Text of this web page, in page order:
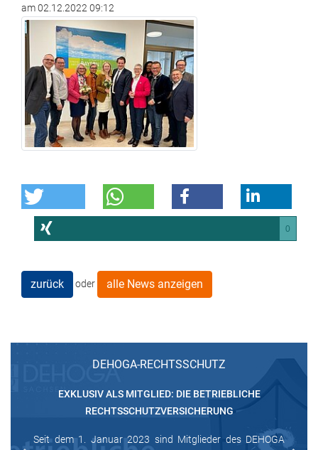
am02.12.2022 09:12
0
zurück oder alle News anzeigen
DEHOGA-RECHTSSCHUTZ
EXKLUSIV ALS MITGLIED: DIE BETRIEBLICHE
RECHTSSCHUTZVERSICHERUNG
Seit dem 1. Januar 2023 sind Mitglieder des DEHOGA